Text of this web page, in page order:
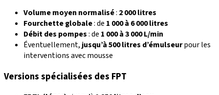
Volume moyen normalisé: 2 000 litres
Fourchette globale: de 1 000 à 6 000 litres
Débit des pompes: de 1 000 à 3 000 L/min
Éventuellement, jusqu’à 500 litres d’émulseurpour les
interventions avec mousse
Versions spécialisées des FPT